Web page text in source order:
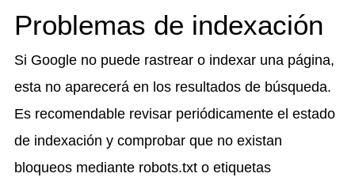
Problemas de indexación
Si Google no puede rastrear o indexar una página,
esta no aparecerá en los resultados de búsqueda.
Es recomendable revisar periódicamente el estado
de indexación y comprobar que no existan
bloqueos mediante robots.txt o etiquetas